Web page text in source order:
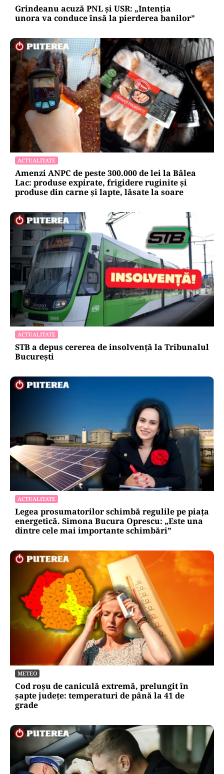
Grindeanu acuză PNL și USR: „Intenția
unora va conduce însă la pierderea banilor”
ACTUALITATE
Amenzi ANPC de peste 300.000 de lei la Bâlea
Lac: produse expirate, frigidere ruginite și
produse din carne și lapte, lăsate la soare
ACTUALITATE
STB a depus cererea de insolvență la Tribunalul
București
ACTUALITATE
Legea prosumatorilor schimbă regulile pe piața
energetică. Simona Bucura Oprescu: „Este una
dintre cele mai importante schimbări”
METEO
Cod roșu de caniculă extremă, prelungit în
șapte județe: temperaturi de până la 41 de
grade